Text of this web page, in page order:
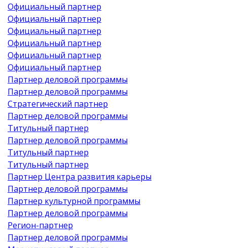
Официальный партнер
Официальный партнер
Официальный партнер
Официальный партнер
Официальный партнер
Официальный партнер
Партнер деловой программы
Партнер деловой программы
Стратегический партнер
Партнер деловой программы
Титульный партнер
Партнер деловой программы
Титульный партнер
Титульный партнер
Партнер Центра развития карьеры
Партнер деловой программы
Партнер культурной программы
Партнер деловой программы
Регион-партнер
Партнер деловой программы